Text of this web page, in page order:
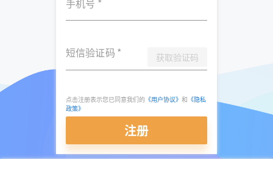
短信验证码 * 获取验证码
点击注册表示您已同意我们的 《用户协议》 和 《隐私
政策》
注册